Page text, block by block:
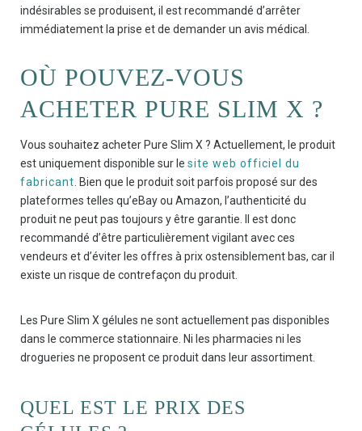
indésirables se produisent, il est recommandé d’arrêter
immédiatement la prise et de demander un avis médical.
OÙ POUVEZ-VOUS
ACHETER PURE SLIM X ?
Vous souhaitez acheter Pure Slim X ? Actuellement, le produit
est uniquement disponible sur le site web officiel du
fabricant. Bien que le produit soit parfois proposé sur des
plateformes telles qu’eBay ou Amazon, l’authenticité du
produit ne peut pas toujours y être garantie. Il est donc
recommandé d’être particulièrement vigilant avec ces
vendeurs et d’éviter les offres à prix ostensiblement bas, car il
existe un risque de contrefaçon du produit.
Les Pure Slim X gélules ne sont actuellement pas disponibles
dans le commerce stationnaire. Ni les pharmacies ni les
drogueries ne proposent ce produit dans leur assortiment.
QUEL EST LE PRIX DES